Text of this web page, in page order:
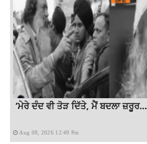
‘ਮੇਰੇ ਦੰਦ ਵੀ ਤੋੜ ਦਿੱਤੇ, ਮੈਂ ਬਦਲਾ ਜ਼ਰੂਰ...
Aug 08, 2026 12:49 Pm